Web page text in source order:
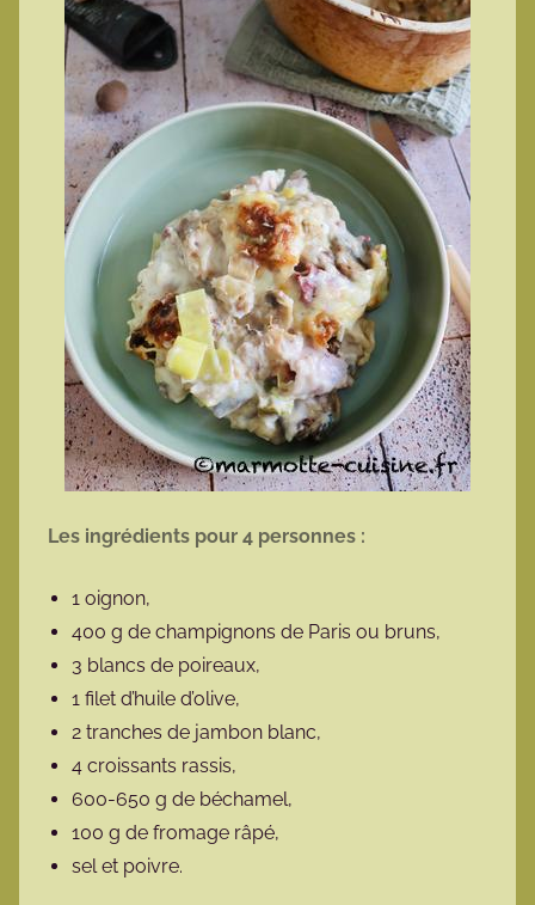
Les ingrédients pour 4 personnes :
1 oignon,
400 g de champignons de Paris ou bruns,
3 blancs de poireaux,
1 filet d’huile d’olive,
2 tranches de jambon blanc,
4 croissants rassis,
600-650 g de béchamel,
100 g de fromage râpé,
sel et poivre.